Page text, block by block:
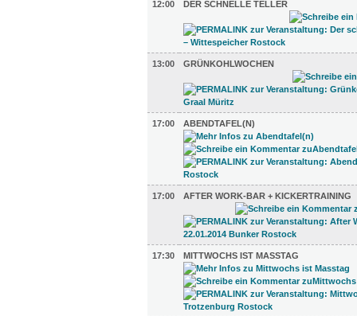
12:00 DER SCHNELLE TELLER
13:00 GRÜNKOHLWOCHEN
17:00 ABENDTAFEL(N)
17:00 AFTER WORK-BAR + KICKERTRAINING
17:30 MITTWOCHS IST MASSTAG